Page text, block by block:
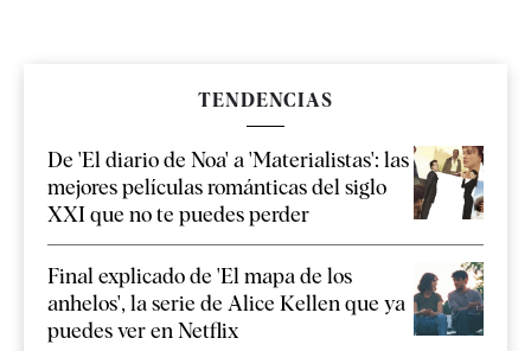
TENDENCIAS
De 'El diario de Noa' a 'Materialistas': las
mejores películas románticas del siglo
XXI que no te puedes perder
Final explicado de 'El mapa de los
anhelos', la serie de Alice Kellen que ya
puedes ver en Netflix